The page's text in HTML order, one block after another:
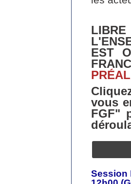
EST
vous
FGF"
Session